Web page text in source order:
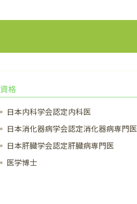
資格
日本内科学会認定内科医
日本消化器病学会認定消化器病専門医
日本肝臓学会認定肝臓病専門医
医学博士